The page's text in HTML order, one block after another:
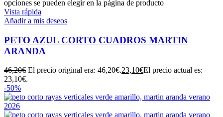
opciones se pueden elegir en la página de producto
Vista rápida
Añadir a mis deseos
PETO AZUL CORTO CUADROS MARTIN
ARANDA
46,20€ El precio original era: 46,20€.23,10€El precio actual es:
23,10€.
-50%